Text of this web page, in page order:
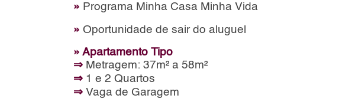
» Programa Minha Casa Minha Vida
» Oportunidade de sair do aluguel
» Apartamento Tipo
⇒ Metragem: 37m² a 58m²
⇒ 1 e 2 Quartos
⇒ Vaga de Garagem